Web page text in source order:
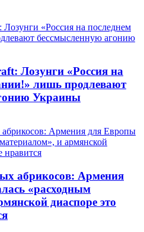
Лозунги «Россия на
лишь продлевают
Украины
абрикосов: Армения
«расходным
диаспоре это